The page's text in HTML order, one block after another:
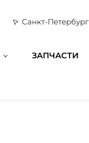
Санкт-Петербург
ЗАПЧАСТИ